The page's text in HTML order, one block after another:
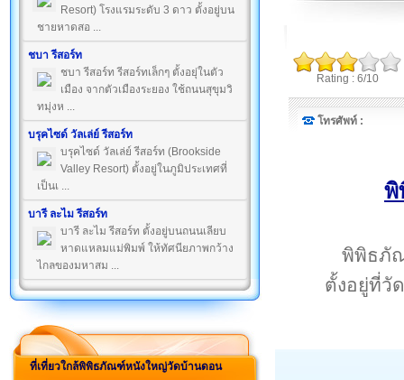
Resort) โรงแรมระดับ 3 ดาว ตั้งอยู่บน
ชายหาดสอ ...
ชบา รีสอร์ท
ชบา รีสอร์ท รีสอร์ทเล็กๆ ตั้งอยุ่ในตัว
เมือง จากตัวเมืองระยอง ใช้ถนนสุขุมวิ
ทมุ่งห ...
บรุคไซด์ วัลเล่ย์ รีสอร์ท
บรุคไซด์ วัลเล่ย์ รีสอร์ท (Brookside
Valley Resort) ตั้งอยู่ในภูมิประเทศที่
เป็นเ ...
บารี ละไม รีสอร์ท
บารี ละไม รีสอร์ท ตั้งอยู่บนถนนเลียบ
หาดแหลมแม่พิมพ์ ให้ทัศนียภาพกว้าง
ไกลของมหาสม ...
ที่เที่ยวใกล้พิพิธภัณฑ์หนังใหญ่วัดบ้านดอน
Rating : 6/10
โทรศัพท์ :
พิ
พิพิธภั
ตั้งอยู่ที่วั